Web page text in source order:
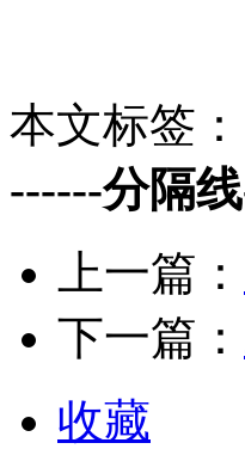
本文标签：
------分隔
上一篇：
下一篇：
收藏